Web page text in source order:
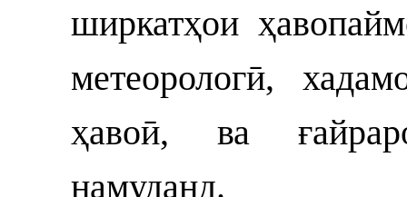
ширкатҳои
метеорологӣ,
ҳавоӣ, ва
намуданд.